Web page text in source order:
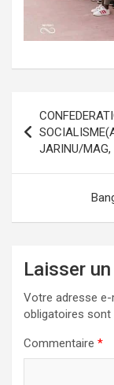
JARINU/MAG,
Laisser
Votre adresse e-
obligatoires sont
Commentaire *